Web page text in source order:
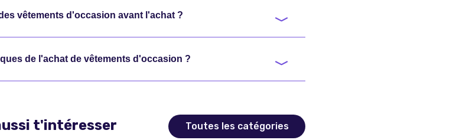
vêtements d'occasion avant l'achat ?
de l'achat de vêtements d'occasion ?
t'intéresser Toutes les catégories